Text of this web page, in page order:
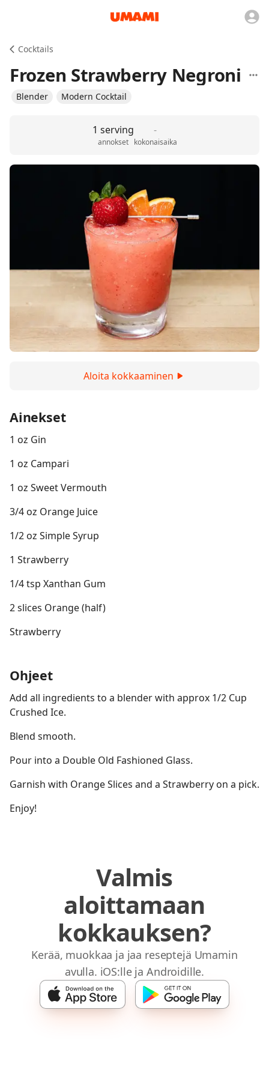
Cocktails
Frozen Strawberry Negroni
Blender Modern Cocktail
1 serving
annokset
-
kokonaisaika
Aloita kokkaaminen
Ainekset
1 oz Gin
1 oz Campari
1 oz Sweet Vermouth
3/4 oz Orange Juice
1/2 oz Simple Syrup
1 Strawberry
1/4 tsp Xanthan Gum
2 slices Orange (half)
Strawberry
Ohjeet
Add all ingredients to a blender with approx 1/2 Cup
Crushed Ice.
Blend smooth.
Pour into a Double Old Fashioned Glass.
Garnish with Orange Slices and a Strawberry on a pick.
Enjoy!
Valmis
aloittamaan
kokkauksen?
Kerää, muokkaa ja jaa reseptejä Umamin
avulla. iOS:lle ja Androidille.